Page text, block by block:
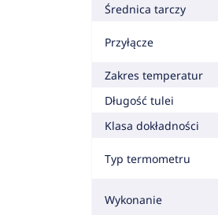
Średnica tarczy
Przyłącze
Zakres temperatur
Długość tulei
Klasa dokładności
Typ termometru
Wykonanie